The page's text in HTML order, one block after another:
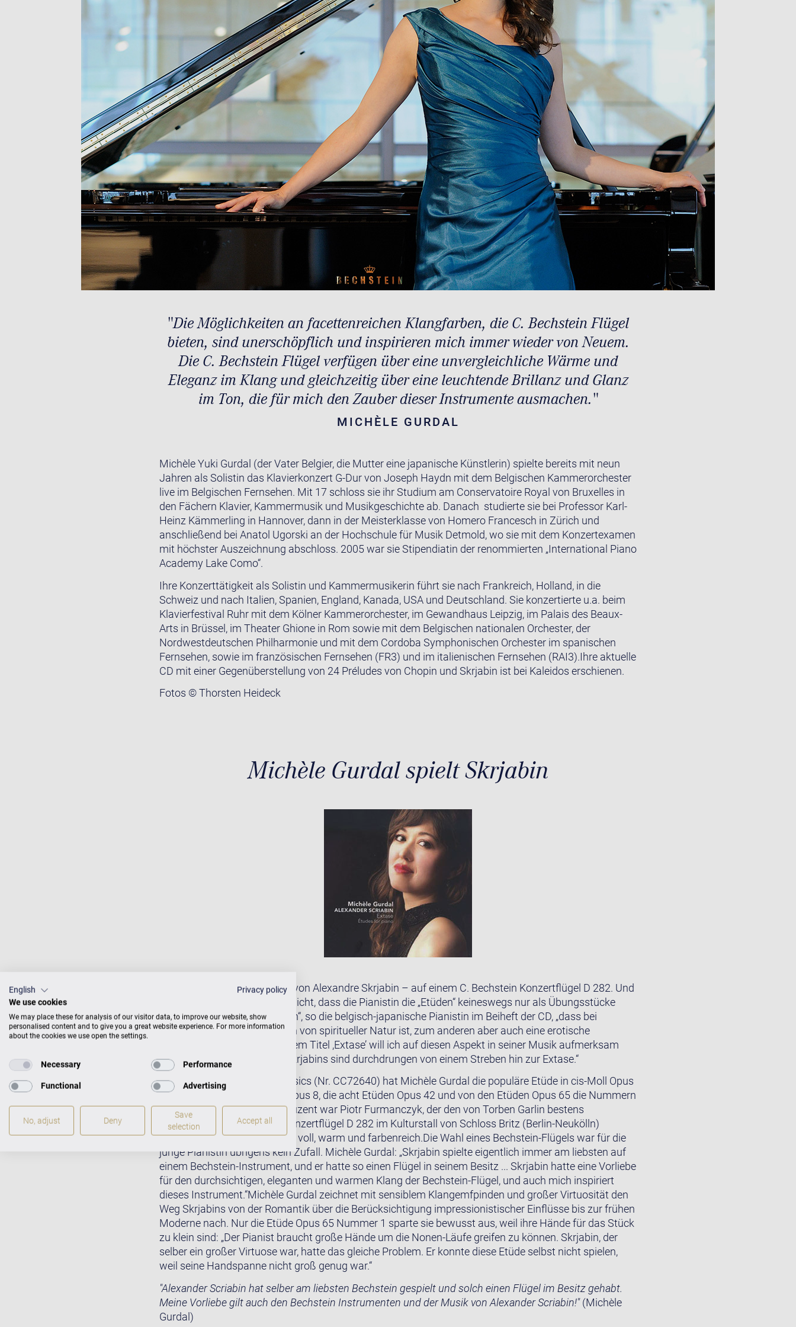
"Die Möglichkeiten an facettenreichen Klangfarben, die C. Bechstein Flügel
bieten, sind unerschöpflich und inspirieren mich immer wieder von Neuem.
Die C. Bechstein Flügel verfügen über eine unvergleichliche Wärme und
Eleganz im Klang und gleichzeitig über eine leuchtende Brillanz und Glanz
im Ton, die für mich den Zauber dieser Instrumente ausmachen."
MICHÈLE GURDAL
Michèle Yuki Gurdal (der Vater Belgier, die Mutter eine japanische Künstlerin) spielte bereits mit neun
Jahren als Solistin das Klavierkonzert G-Dur von Joseph Haydn mit dem Belgischen Kammerorchester
live im Belgischen Fernsehen. Mit 17 schloss sie ihr Studium am Conservatoire Royal von Bruxelles in
den Fächern Klavier, Kammermusik und Musikgeschichte ab. Danach studierte sie bei Professor Karl-
Heinz Kämmerling in Hannover, dann in der Meisterklasse von Homero Francesch in Zürich und
anschließend bei Anatol Ugorski an der Hochschule für Musik Detmold, wo sie mit dem Konzertexamen
mit höchster Auszeichnung abschloss. 2005 war sie Stipendiatin der renommierten „International Piano
Academy Lake Como“.
Ihre Konzerttätigkeit als Solistin und Kammermusikerin führt sie nach Frankreich, Holland, in die
Schweiz und nach Italien, Spanien, England, Kanada, USA und Deutschland. Sie konzertierte u.a. beim
Klavierfestival Ruhr mit dem Kölner Kammerorchester, im Gewandhaus Leipzig, im Palais des Beaux-
Arts in Brüssel, im Theater Ghione in Rom sowie mit dem Belgischen nationalen Orchester, der
Nordwestdeutschen Philharmonie und mit dem Cordoba Symphonischen Orchester im spanischen
Fernsehen, sowie im französischen Fernsehen (FR3) und im italienischen Fernsehen (RAI3).Ihre aktuelle
CD mit einer Gegenüberstellung von 24 Préludes von Chopin und Skrjabin ist bei Kaleidos erschienen.
Fotos © Thorsten Heideck
Michèle Gurdal spielt Skrjabin
Michèle Gurdal spielt Etüden von Alexandre Skrjabin – auf einem C. Bechstein Konzertflügel D 282. Und
der CD-Titel, „Extase“, verdeutlicht, dass die Pianistin die „Etüden“ keineswegs nur als Übungsstücke
ansieht. „Wichtig ist zu wissen“, so die belgisch-japanische Pianistin im Beiheft der CD, „dass bei
Skrjabin die Extase zum einen von spiritueller Natur ist, zum anderen aber auch eine erotische
Spannung in sich trägt. Mit dem Titel ,Extase’ will ich auf diesen Aspekt in seiner Musik aufmerksam
machen, denn viele Etüden Skrjabins sind durchdrungen von einem Streben hin zur Extase.“
Für das Label Challenge Classics (Nr. CC72640) hat Michèle Gurdal die populäre Etüde in cis-Moll Opus
2 Nr. 1 sowie die 12 Etüden Opus 8, die acht Etüden Opus 42 und von den Etüden Opus 65 die Nummern
2 und 3 aufgenommen. Produzent war Piotr Furmanczyk, der den von Torben Garlin bestens
vorbereiteten C. Bechstein Konzertflügel D 282 im Kulturstall von Schloss Britz (Berlin-Neukölln)
aufnahm. Das Ergebnis klingt voll, warm und farbenreich.Die Wahl eines Bechstein-Flügels war für die
junge Pianistin übrigens kein Zufall. Michèle Gurdal: „Skrjabin spielte eigentlich immer am liebsten auf
einem Bechstein-Instrument, und er hatte so einen Flügel in seinem Besitz ... Skrjabin hatte eine Vorliebe
für den durchsichtigen, eleganten und warmen Klang der Bechstein-Flügel, und auch mich inspiriert
dieses Instrument.“Michèle Gurdal zeichnet mit sensiblem Klangemfpinden und großer Virtuosität den
Weg Skrjabins von der Romantik über die Berücksichtigung impressionistischer Einflüsse bis zur frühen
Moderne nach. Nur die Etüde Opus 65 Nummer 1 sparte sie bewusst aus, weil ihre Hände für das Stück
zu klein sind: „Der Pianist braucht große Hände um die Nonen-Läufe greifen zu können. Skrjabin, der
selber ein großer Virtuose war, hatte das gleiche Problem. Er konnte diese Etüde selbst nicht spielen,
weil seine Handspanne nicht groß genug war.“
"Alexander Scriabin hat selber am liebsten Bechstein gespielt und solch einen Flügel im Besitz gehabt.
Meine Vorliebe gilt auch den Bechstein Instrumenten und der Musik von Alexander Scriabin!"(Michèle
Gurdal)
English
Privacy policy
We use cookies
We may place these for analysis of our visitor data, to improve our website, show
personalised content and to give you a great website experience. For more information
about the cookies we use open the settings.
Necessary Performance
Functional Advertising
No, adjust Deny
Save
selection
Accept all